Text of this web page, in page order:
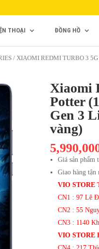
THOẠI ĐỒNG HỒ
/ XIAOMI REDMI TURBO 3 5G
Xiaomi
Potter
Gen 3
vàng)
Giá sản phẩm
Giao hàng tận
VIO STORE
CN1 : 97 Lê
CN2 : 55
CN3 : 1140
VIO STORE